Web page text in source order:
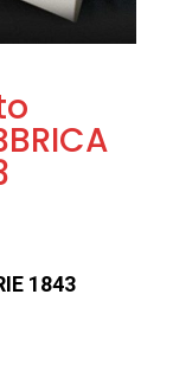
1843